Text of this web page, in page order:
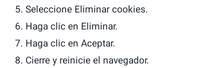
5. Seleccione Eliminar cookies.
6. Haga clic en Eliminar.
7. Haga clic en Aceptar.
8. Cierre y reinicie el navegador.